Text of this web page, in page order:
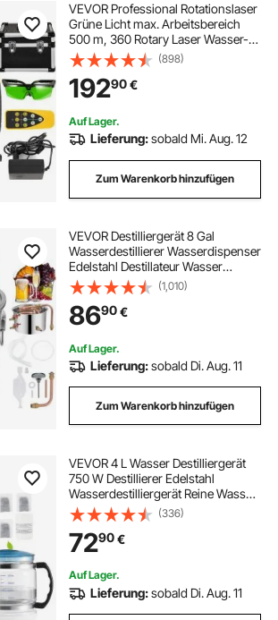
VEVOR Professional Rotationslaser
Grüne Licht max. Arbeitsbereich
500 m, 360 Rotary Laser Wasser-
und staubdicht außenbereich
Arbeitszeit 20 Stunden in
Handwerkerkoffer 2 kg
Fernbedienung mit Zubehor
(898)
19290€
Auf Lager.
Lieferung:sobald Mi. Aug. 12
Zum Warenkorb hinzufügen
VEVOR Destilliergerät 8 Gal
Wasserdestillierer Wasserdispenser
Edelstahl Destillateur Wasser
Destillertes Wasser Maschine
(1,010)
8690€
Auf Lager.
Lieferung:sobald Di. Aug. 11
Zum Warenkorb hinzufügen
VEVOR 4 L Wasser Destilliergerät
750 W Destillierer Edelstahl
Wasserdestilliergerät Reine Wasser
Distiller mit Glaskanne,
Wasserdestilliergerät 1 L/Std.
Doppelte Temperaturanzeige
Wasser Distiller
(336)
7290€
Auf Lager.
Lieferung:sobald Di. Aug. 11